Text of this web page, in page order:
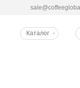
Каталог